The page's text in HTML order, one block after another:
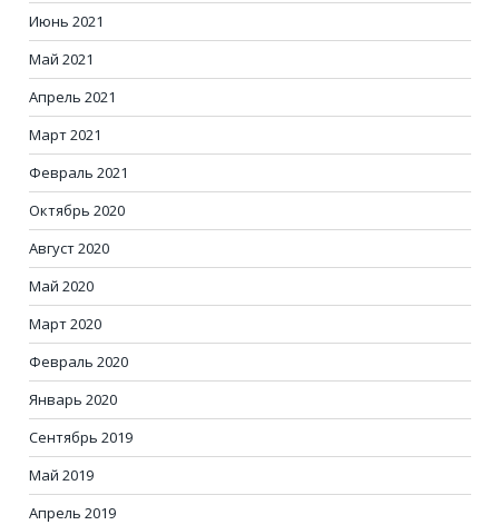
Июнь 2021
Май 2021
Апрель 2021
Март 2021
Февраль 2021
Октябрь 2020
Август 2020
Май 2020
Март 2020
Февраль 2020
Январь 2020
Сентябрь 2019
Май 2019
Апрель 2019